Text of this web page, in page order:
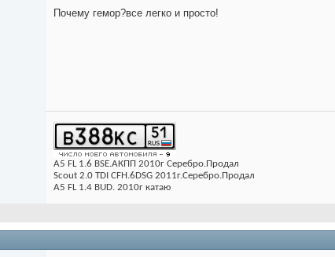
Почему гемор?все легко и просто!
А5 FL 1.6 BSE.АКПП 2010г Серебро.Продал
Scout 2.0 TDI CFH.6DSG 2011г.Серебро.Продал
А5 FL 1.4 BUD. 2010г катаю